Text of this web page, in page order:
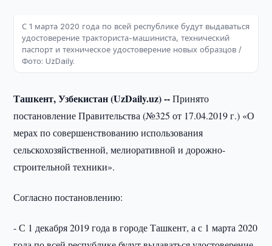
С 1 марта 2020 года по всей республике будут выдаваться
удостоверение тракториста-машиниста, технический
паспорт и техническое удостоверение новых образцов /
Фото: UzDaily.
Ташкент, Узбекистан (UzDaily.uz) --Принято
постановление Правительства (№325 от 17.04.2019 г.) «О
мерах по совершенствованию использования
сельскохозяйственной, мелиоративной и дорожно-
строительной техники».
Согласно постановлению:
- С 1 декабря 2019 года в городе Ташкент, а с 1 марта 2020